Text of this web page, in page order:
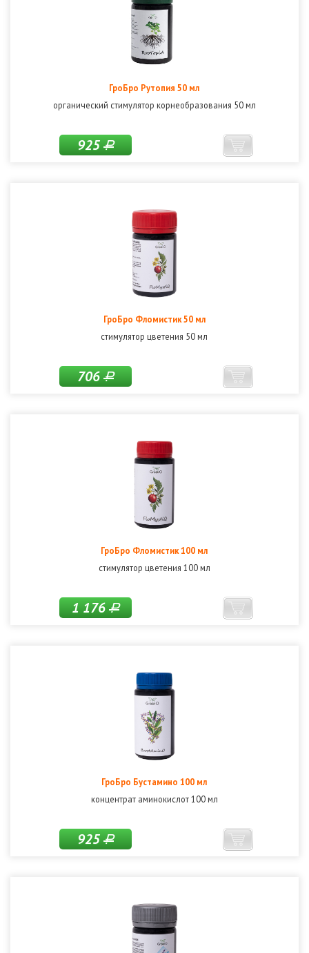
ГроБро Рутопия 50 мл
органический стимулятор корнеобразования 50 мл
925Р
ГроБро Фломистик 50 мл
стимулятор цветения 50 мл
706Р
ГроБро Фломистик 100 мл
стимулятор цветения 100 мл
1 176Р
ГроБро Бустамино 100 мл
концентрат аминокислот 100 мл
925Р